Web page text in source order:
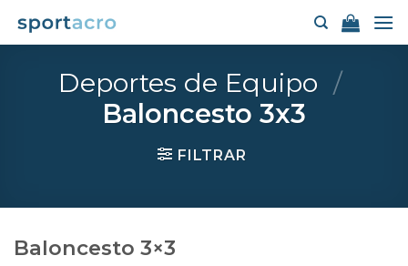
Deportes de Equipo /
Baloncesto 3x3
FILTRAR
Baloncesto 3×3